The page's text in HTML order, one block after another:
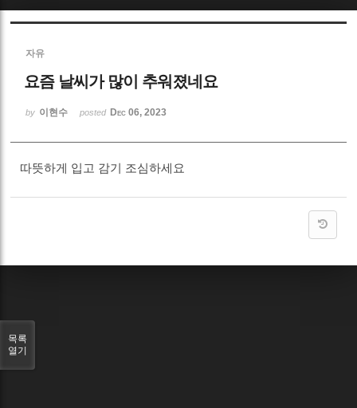
자유
요즘 날씨가 많이 추워졌네요
by 이현수 posted Dec 06, 2023
따뜻하게 입고 감기 조심하세요
목록
열기
Sketchbook5, 스케치북5
Sketchbook5, 스케치북5